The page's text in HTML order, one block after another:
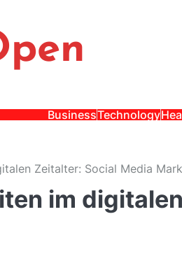
BusinessTechnology
Zeitalter: Social Media
im